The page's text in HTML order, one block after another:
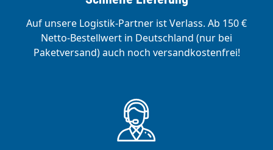
Auf unsere Logistik-Partner ist Verlass. Ab 150 €
Netto-Bestellwert in Deutschland (nur bei
Paketversand) auch noch versandkostenfrei!